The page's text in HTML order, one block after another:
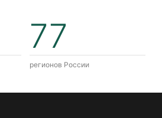
77
регионов России